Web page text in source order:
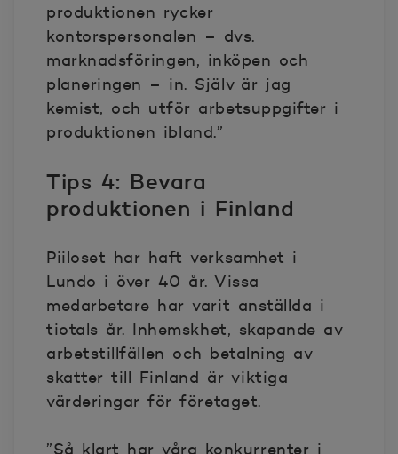
produktionen rycker
kontorspersonalen – dvs.
marknadsföringen, inköpen och
planeringen – in. Själv är jag
kemist, och utför arbetsuppgifter i
produktionen ibland.”
Tips 4: Bevara
produktionen i Finland
Piiloset har haft verksamhet i
Lundo i över 40 år. Vissa
medarbetare har varit anställda i
tiotals år. Inhemskhet, skapande av
arbetstillfällen och betalning av
skatter till Finland är viktiga
värderingar för företaget.
”Så klart har våra konkurrenter i